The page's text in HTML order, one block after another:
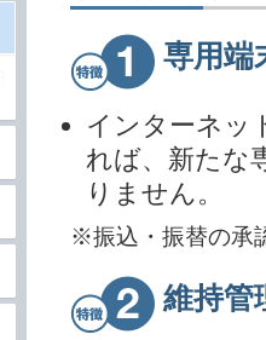
専用端
インターネッ
れば、新たな
りません。
※振込・振替の承
維持管